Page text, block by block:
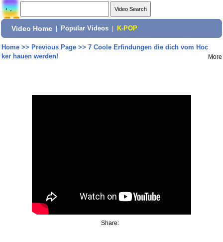
Video Home Popular Videos K-POP
Home>> Previous Page>> 7 Coole Erfindungen die dich vom Hoc
ker hauen werden!
More
Share: